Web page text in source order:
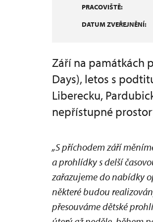
PRACOVIŠTĚ:
DATUM ZVEŘEJNĚNÍ:
Září na památkách
Days), letos s
Liberecku,
nepřístupné
„S příchodem září
a prohlídky s delší
zařazujeme do nabídky
některé budou
přesouváme dětské